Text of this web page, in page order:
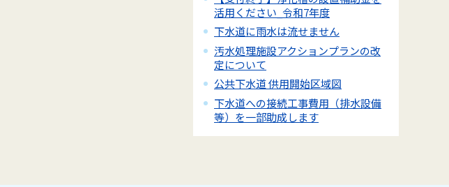
活用ください_令和7年度
下水道に雨水は流せません
汚水処理施設アクションプランの改
定について
公共下水道 供用開始区域図
下水道への接続工事費用（排水設備
等）を一部助成します